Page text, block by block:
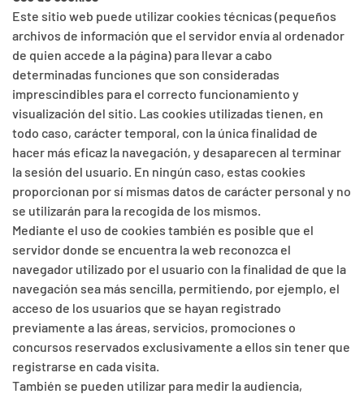
Este sitio web puede utilizar cookies técnicas (pequeños
archivos de información que el servidor envía al ordenador
de quien accede a la página) para llevar a cabo
determinadas funciones que son consideradas
imprescindibles para el correcto funcionamiento y
visualización del sitio. Las cookies utilizadas tienen, en
todo caso, carácter temporal, con la única finalidad de
hacer más eficaz la navegación, y desaparecen al terminar
la sesión del usuario. En ningún caso, estas cookies
proporcionan por sí mismas datos de carácter personal y no
se utilizarán para la recogida de los mismos.
Mediante el uso de cookies también es posible que el
servidor donde se encuentra la web reconozca el
navegador utilizado por el usuario con la finalidad de que la
navegación sea más sencilla, permitiendo, por ejemplo, el
acceso de los usuarios que se hayan registrado
previamente a las áreas, servicios, promociones o
concursos reservados exclusivamente a ellos sin tener que
registrarse en cada visita.
También se pueden utilizar para medir la audiencia,